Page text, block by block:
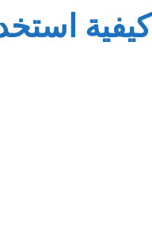
كيفية